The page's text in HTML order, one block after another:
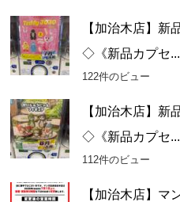
【加治木店】新
◇《新品カプセ...
122件のビュー
【加治木店】新
◇《新品カプセ...
112件のビュー
【加治木店】マ